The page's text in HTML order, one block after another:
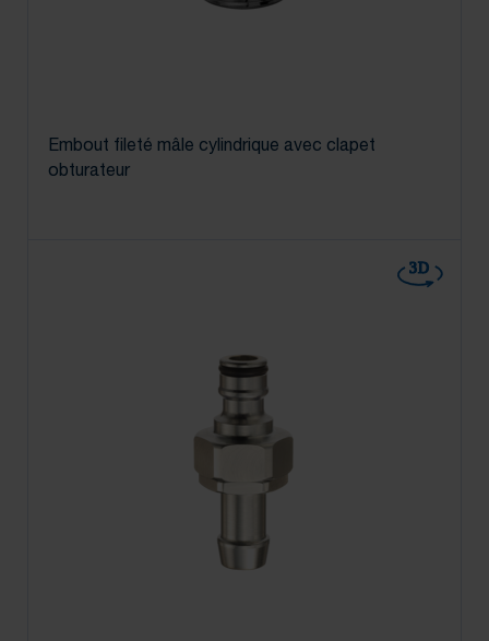
Embout fileté mâle cylindrique avec clapet
obturateur
3D